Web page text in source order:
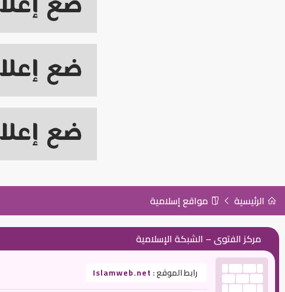
الرئيسية مواقع إسلامية
مركز الفتوى – الشبكة الإسلامية
رابط الموقع :Islamweb.net